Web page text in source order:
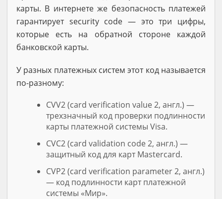
карты. В интернете же безопасность платежей
гарантирует security code — это три цифры,
которые есть на обратной стороне каждой
банковской карты.
У разных платежных систем этот код называется
по-разному:
CVV2 (card verification value 2, англ.) —
трехзначный код проверки подлинности
карты платежной системы Visa.
CVC2 (card validation code 2, англ.) —
защитный код для карт Mastercard.
CVP2 (card verification parameter 2, англ.)
— код подлинности карт платежной
системы «Мир».